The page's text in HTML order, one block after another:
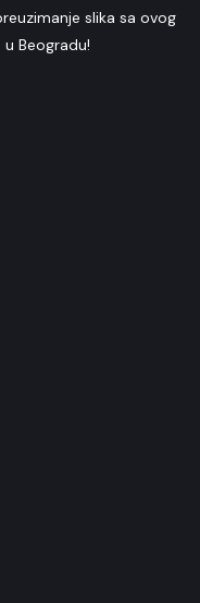
slika sa ovog
Beogradu!